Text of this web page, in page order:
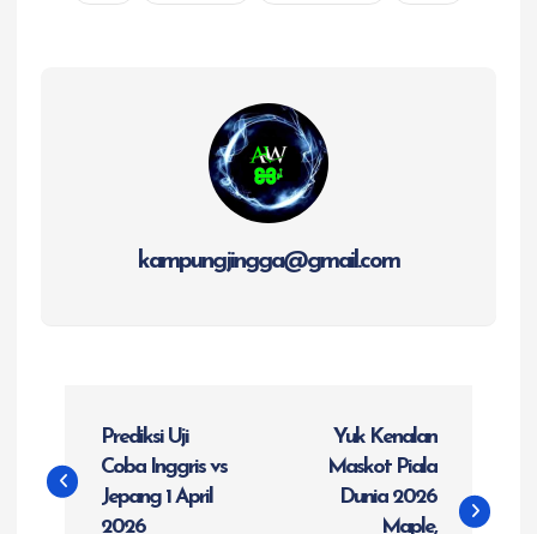
kampungjingga@gmail.com
a
Prediksi Uji
Coba Inggris vs
Jepang 1 April
2026
Yuk Kenalan
Maskot Piala
Dunia 2026
Maple,